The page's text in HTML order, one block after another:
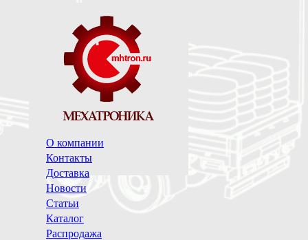
О компании
Контакты
Доставка
Новости
Статьи
Каталог
Распродажа